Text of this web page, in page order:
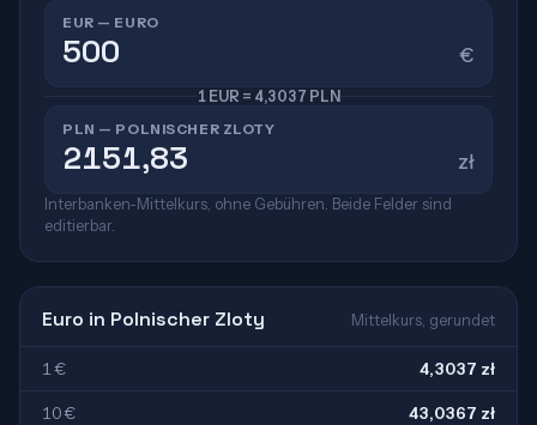
EUR — EURO
€
1 EUR = 4,3037 PLN
PLN — POLNISCHER ZLOTY
zł
Interbanken-Mittelkurs, ohne Gebühren. Beide Felder sind
editierbar.
Euro in Polnischer Zloty Mittelkurs, gerundet
1 € 4,3037 zł
10 € 43,0367 zł